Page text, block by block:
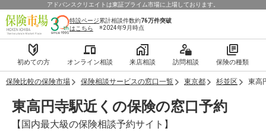
アドバンスクリエイトは東証プライム市場に上場しております。
特設ページ
はこちら
累計相談件数約76万件突破
※2024年9月時点
初めての方 オンライン相談 来店相談 訪問相談 保険の種類
保険比較の保険市場 保険相談サービスの窓口一覧 東京都 杉並区 東高
東高円寺駅近くの保険の窓口予約
【国内最大級の保険相談予約サイト】